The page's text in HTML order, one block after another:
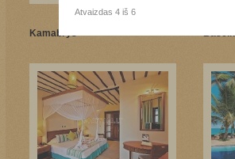
Kamabrys
Atvaizdas 4 iš 6